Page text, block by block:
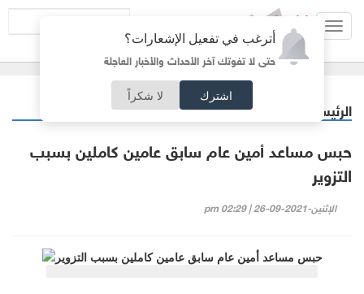
أترغب في تفعيل الإشعارات؟
حتى لا تفوتك آخر الأحداث والأخبار العاجلة
اشترك لا شكراً
الرئيسية ملفات ساخنة
حبس مساعد أمين عام سابق عامين كاملين بسبب
التزوير
الإثنين-2021-09-26 | 02:29 pm